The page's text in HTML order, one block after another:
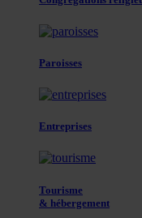
Paroisses
Entreprises
Tourisme
& hébergement